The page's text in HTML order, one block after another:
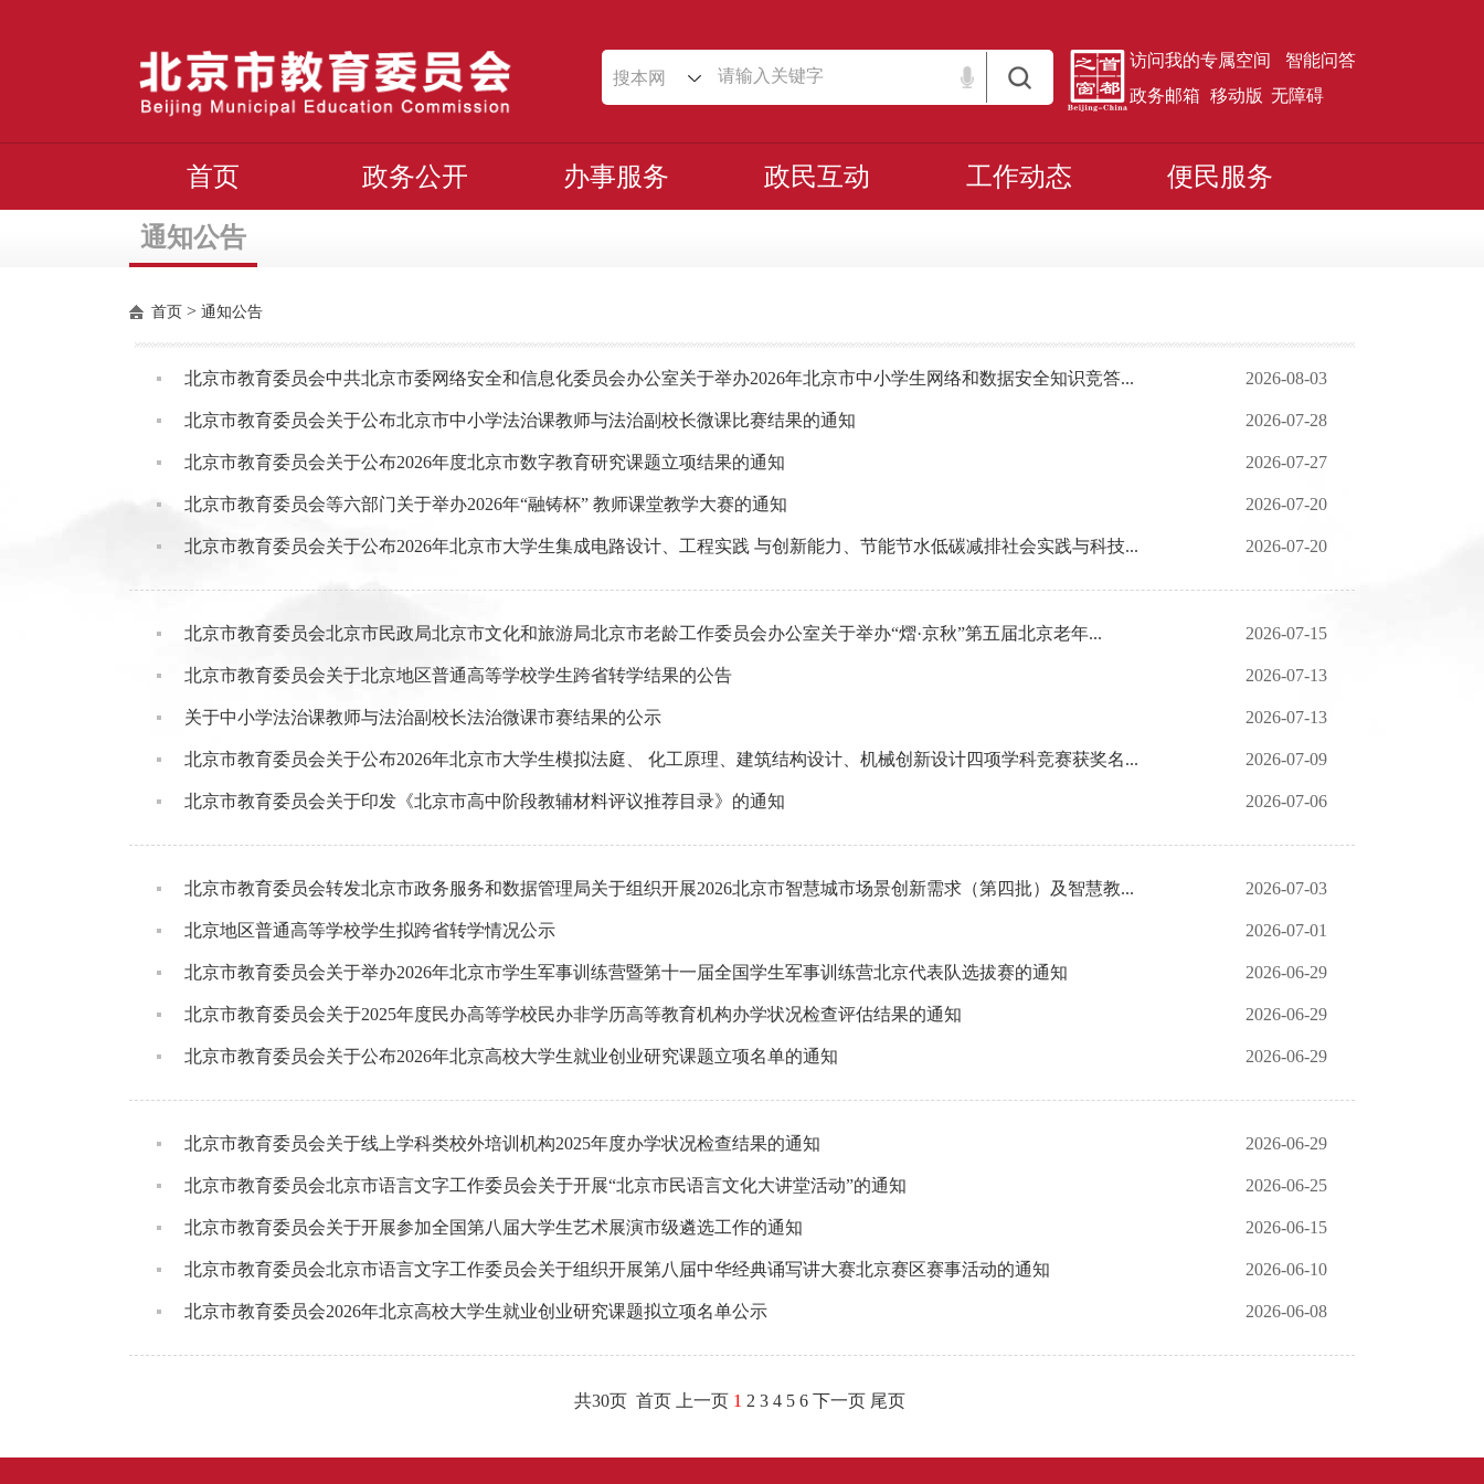
搜本网
访问我的专属空间
智能问答
政务邮箱
移动版 无障碍
首页 政务公开 办事服务 政民互动 工作动态 便民服务
通知公告
首页 > 通知公告
2026-08-03
北京市教育委员会中共北京市委网络安全和信息化委员会办公室关于举办2026年北京市中小学生网络和数据安全知识竞答...
2026-07-28
北京市教育委员会关于公布北京市中小学法治课教师与法治副校长微课比赛结果的通知
2026-07-27
北京市教育委员会关于公布2026年度北京市数字教育研究课题立项结果的通知
2026-07-20
北京市教育委员会等六部门关于举办2026年“融铸杯” 教师课堂教学大赛的通知
2026-07-20
北京市教育委员会关于公布2026年北京市大学生集成电路设计、工程实践 与创新能力、节能节水低碳减排社会实践与科技...
2026-07-15
北京市教育委员会北京市民政局北京市文化和旅游局北京市老龄工作委员会办公室关于举办“熠·京秋”第五届北京老年...
2026-07-13
北京市教育委员会关于北京地区普通高等学校学生跨省转学结果的公告
2026-07-13
关于中小学法治课教师与法治副校长法治微课市赛结果的公示
2026-07-09
北京市教育委员会关于公布2026年北京市大学生模拟法庭、 化工原理、建筑结构设计、机械创新设计四项学科竞赛获奖名...
2026-07-06
北京市教育委员会关于印发《北京市高中阶段教辅材料评议推荐目录》的通知
2026-07-03
北京市教育委员会转发北京市政务服务和数据管理局关于组织开展2026北京市智慧城市场景创新需求（第四批）及智慧教...
2026-07-01
北京地区普通高等学校学生拟跨省转学情况公示
2026-06-29
北京市教育委员会关于举办2026年北京市学生军事训练营暨第十一届全国学生军事训练营北京代表队选拔赛的通知
2026-06-29
北京市教育委员会关于2025年度民办高等学校民办非学历高等教育机构办学状况检查评估结果的通知
2026-06-29
北京市教育委员会关于公布2026年北京高校大学生就业创业研究课题立项名单的通知
2026-06-29
北京市教育委员会关于线上学科类校外培训机构2025年度办学状况检查结果的通知
2026-06-25
北京市教育委员会北京市语言文字工作委员会关于开展“北京市民语言文化大讲堂活动”的通知
2026-06-15
北京市教育委员会关于开展参加全国第八届大学生艺术展演市级遴选工作的通知
2026-06-10
北京市教育委员会北京市语言文字工作委员会关于组织开展第八届中华经典诵写讲大赛北京赛区赛事活动的通知
2026-06-08
北京市教育委员会2026年北京高校大学生就业创业研究课题拟立项名单公示
共30页 首页 上一页 1 2 3 4 5 6 下一页 尾页